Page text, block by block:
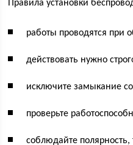
Правила установки
работы проводятся при
действовать нужно
исключите замыкание
проверьте
соблюдайте